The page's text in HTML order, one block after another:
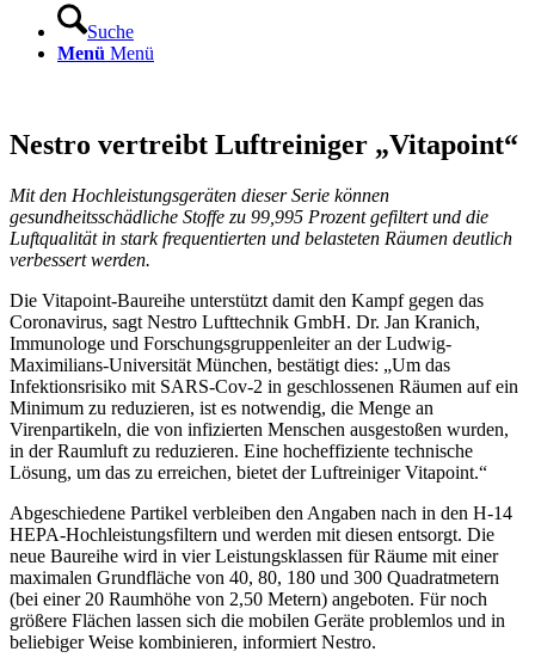
Suche
Menü Menü
Nestro vertreibt Luftreiniger „Vitapoint“
Mit den Hochleistungsgeräten dieser Serie können
gesundheitsschädliche Stoffe zu 99,995 Prozent gefiltert und die
Luftqualität in stark frequentierten und belasteten Räumen deutlich
verbessert werden.
Die Vitapoint-Baureihe unterstützt damit den Kampf gegen das
Coronavirus, sagt Nestro Lufttechnik GmbH. Dr. Jan Kranich,
Immunologe und Forschungsgruppenleiter an der Ludwig-
Maximilians-Universität München, bestätigt dies: „Um das
Infektionsrisiko mit SARS-Cov-2 in geschlossenen Räumen auf ein
Minimum zu reduzieren, ist es notwendig, die Menge an
Virenpartikeln, die von infizierten Menschen ausgestoßen wurden,
in der Raumluft zu reduzieren. Eine hocheffiziente technische
Lösung, um das zu erreichen, bietet der Luftreiniger Vitapoint.“
Abgeschiedene Partikel verbleiben den Angaben nach in den H-14
HEPA-Hochleistungsfiltern und werden mit diesen entsorgt. Die
neue Baureihe wird in vier Leistungsklassen für Räume mit einer
maximalen Grundfläche von 40, 80, 180 und 300 Quadratmetern
(bei einer 20 Raumhöhe von 2,50 Metern) angeboten. Für noch
größere Flächen lassen sich die mobilen Geräte problemlos und in
beliebiger Weise kombinieren, informiert Nestro.